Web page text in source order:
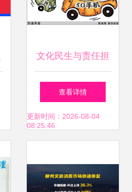
文化民生与责任担
当 六问反三俗，永
守文化净土
查看详情
更新时间：2026-08-04
08:25:46